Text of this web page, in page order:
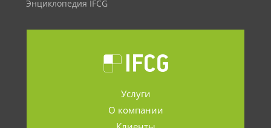
Энциклопедия IFCG
Услуги
О компании